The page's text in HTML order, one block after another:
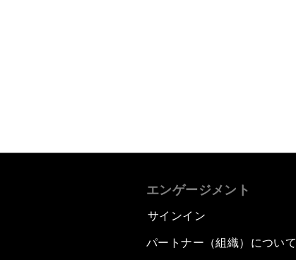
エンゲージメント
サインイン
パートナー（組織）について